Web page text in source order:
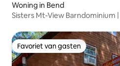
Woning in Bend
Sisters Mt-View Barndominium
Favoriet van gasten
Favoriet van gasten